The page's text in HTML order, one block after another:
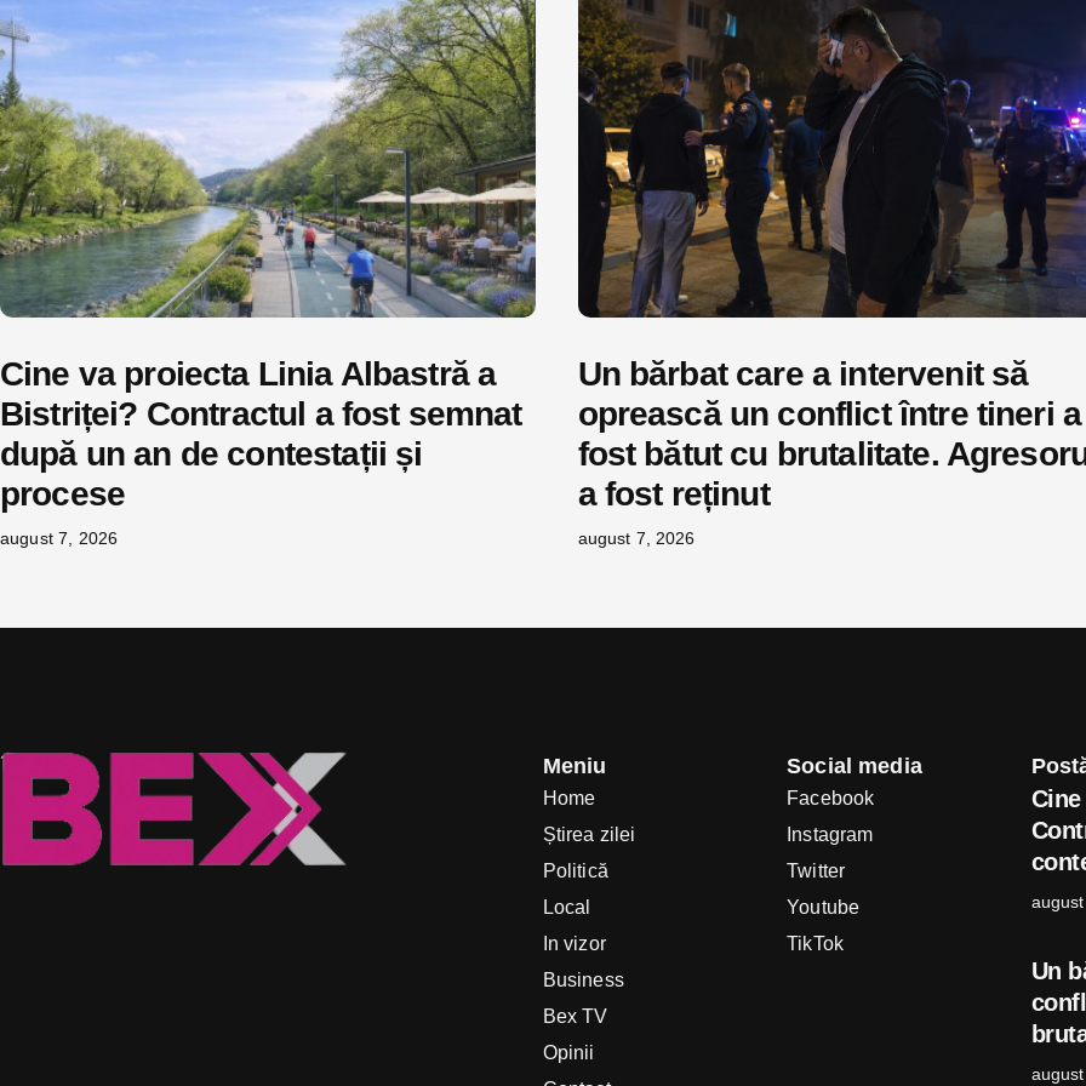
Cine va proiecta Linia Albastră a
Bistriței? Contractul a fost semnat
după un an de contestații și
procese
august 7, 2026
Un bărbat care a intervenit să
oprească un conflict între tineri a
fost bătut cu brutalitate.
a fost reținut
august 7, 2026
Meniu
Home
Știrea zilei
Politică
Local
In vizor
Business
Bex TV
Opinii
Social media
Facebook
Instagram
Twitter
Youtube
TikTok
Un